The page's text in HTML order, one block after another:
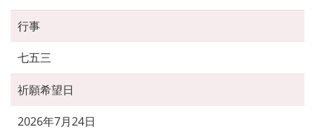
行事
七五三
祈願希望日
2026年7月24日